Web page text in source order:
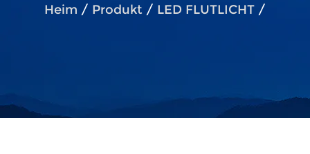
Heim / Produkt / LED FLUTLICHT /